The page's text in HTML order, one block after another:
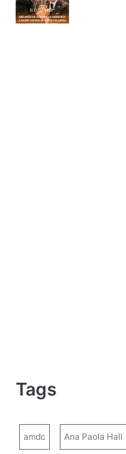
Tags
amdc Ana Paola Hall